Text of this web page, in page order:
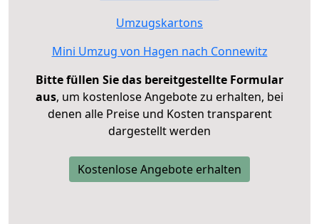
Umzugskartons
Mini Umzug von Hagen nach Connewitz
Bitte füllen Sie das bereitgestellte Formular
aus, um kostenlose Angebote zu erhalten, bei
denen alle Preise und Kosten transparent
dargestellt werden
Kostenlose Angebote erhalten